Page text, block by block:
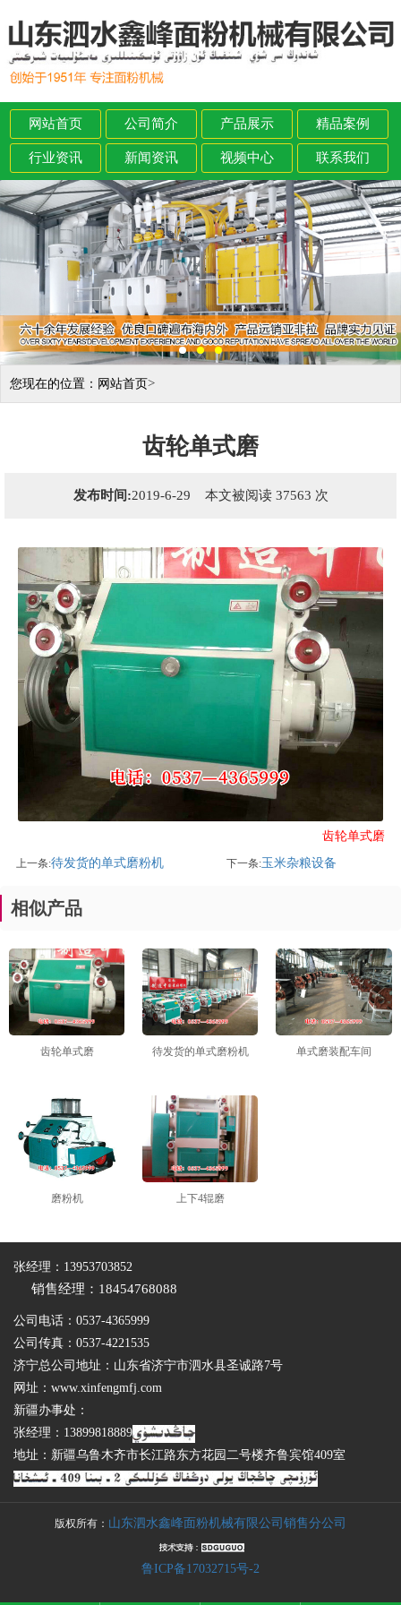
网站首页 公司简介 产品展示 精品案例
行业资讯 新闻资讯 视频中心 联系我们
1 2 3
您现在的位置： 网站首页>
齿轮单式磨
发布时间:2019-6-29 本文被阅读 37563 次
齿轮单式磨
上一条:待发货的单式磨粉机 下一条:玉米杂粮设备
相似产品
齿轮单式磨 待发货的单式磨粉机 单式磨装配车间
磨粉机 上下4辊磨
张经理：13953703852
销售经理：18454768088
公司电话：0537-4365999
公司传真：0537-4221535
济宁总公司地址：山东省济宁市泗水县圣诚路7号
网址：www.xinfengmfj.com
新疆办事处：
张经理：13899818889
地址：新疆乌鲁木齐市长江路东方花园二号楼齐鲁宾馆409室
版权所有： 山东泗水鑫峰面粉机械有限公司销售分公司
鲁ICP备17032715号-2